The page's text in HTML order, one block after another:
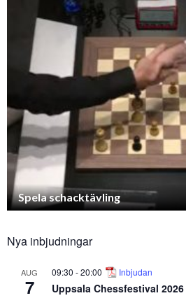
Spela schacktävling
Nya inbjudningar
AUG
7
09:30 -20:00 Inbjudan
Uppsala Chessfestival 2026